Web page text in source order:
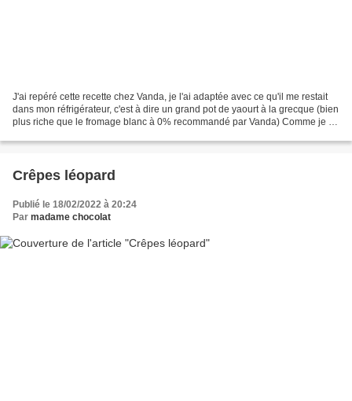
J'ai repéré cette recette chez Vanda, je l'ai adaptée avec ce qu'il me restait
dans mon réfrigérateur, c'est à dire un grand pot de yaourt à la grecque (bien
plus riche que le fromage blanc à 0% recommandé par Vanda) Comme je ne
Crêpes léopard
Publié le 18/02/2022 à 20:24
Par madame chocolat